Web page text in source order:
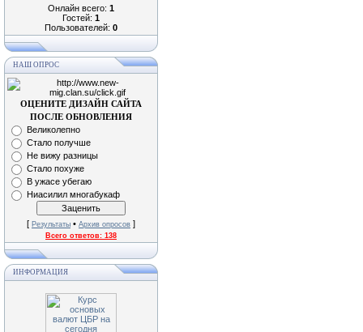
Онлайн всего: 1
Гостей: 1
Пользователей: 0
НАШ ОПРОС
ОЦЕНИТЕ ДИЗАЙН САЙТА
ПОСЛЕ ОБНОВЛЕНИЯ
Великолепно
Стало получше
Не вижу разницы
Стало похуже
В ужасе убегаю
Ниасилил многабукаф
[ Результаты • Архив опросов ]
Всего ответов: 138
ИНФОРМАЦИЯ